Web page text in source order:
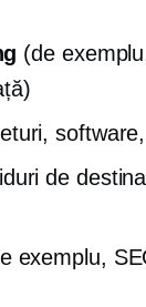
(de
de
exemplu,